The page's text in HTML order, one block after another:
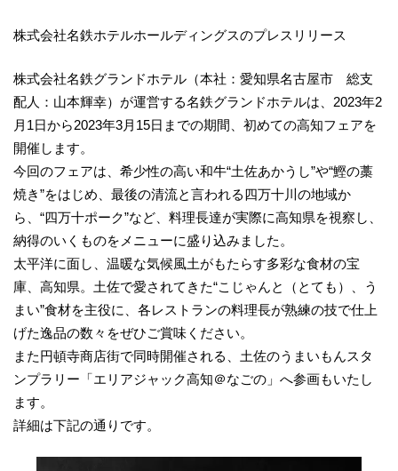
株式会社名鉄ホテルホールディングスのプレスリリース
株式会社名鉄グランドホテル（本社：愛知県名古屋市 総支
配人：山本輝幸）が運営する名鉄グランドホテルは、2023年2
月1日から2023年3月15日までの期間、初めての高知フェアを
開催します。
今回のフェアは、希少性の高い和牛“土佐あかうし”や“鰹の藁
焼き”をはじめ、最後の清流と言われる四万十川の地域か
ら、“四万十ポーク”など、料理長達が実際に高知県を視察し、
納得のいくものをメニューに盛り込みました。
太平洋に面し、温暖な気候風土がもたらす多彩な食材の宝
庫、高知県。土佐で愛されてきた“こじゃんと（とても）、う
まい”食材を主役に、各レストランの料理長が熟練の技で仕上
げた逸品の数々をぜひご賞味ください。
また円頓寺商店街で同時開催される、土佐のうまいもんスタ
ンプラリー「エリアジャック高知＠なごの」へ参画もいたし
ます。
詳細は下記の通りです。